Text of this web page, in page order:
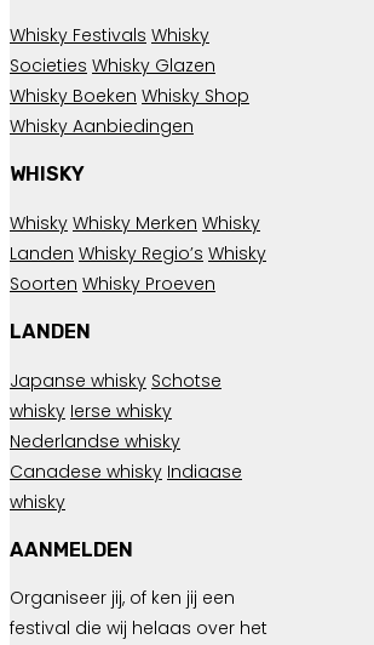
Whisky Festivals Whisky
Societies Whisky Glazen
Whisky Boeken Whisky Shop
Whisky Aanbiedingen
WHISKY
Whisky Whisky Merken Whisky
Landen Whisky Regio’s Whisky
Soorten Whisky Proeven
LANDEN
Japanse whisky Schotse
whisky Ierse whisky
Nederlandse whisky
Canadese whisky Indiaase
whisky
AANMELDEN
Organiseer jij, of ken jij een
festival die wij helaas over het